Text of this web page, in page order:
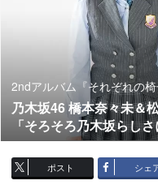
2ndアルバム『それぞれの
乃木坂46 橋本奈々未＆
「そろそろ乃木坂らし
ポスト シェ